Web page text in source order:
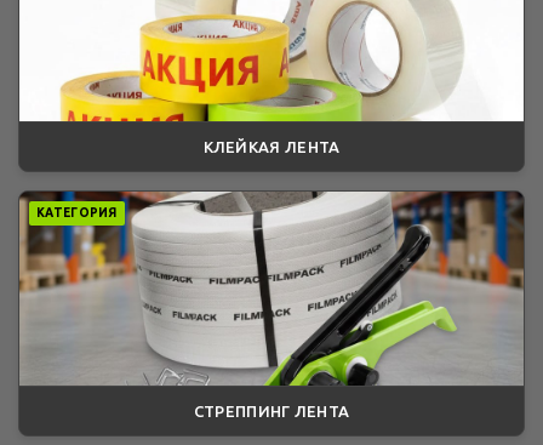
КЛЕЙКАЯ ЛЕНТА
КАТЕГОРИЯ
СТРЕППИНГ ЛЕНТА